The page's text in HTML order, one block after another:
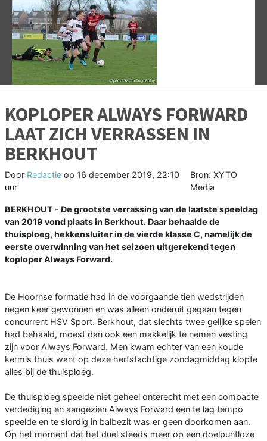
Vorige
KOPLOPER ALWAYS FORWARD
LAAT ZICH VERRASSEN IN
BERKHOUT
Door Redactie op 16 december 2019, 22:10
uur
Bron: XYTO
Media
BERKHOUT - De grootste verrassing van de laatste speeldag
van 2019 vond plaats in Berkhout. Daar behaalde de
thuisploeg, hekkensluiter in de vierde klasse C, namelijk de
eerste overwinning van het seizoen uitgerekend tegen
koploper Always Forward.
De Hoornse formatie had in de voorgaande tien wedstrijden
negen keer gewonnen en was alleen onderuit gegaan tegen
concurrent HSV Sport. Berkhout, dat slechts twee gelijke spelen
had behaald, moest dan ook een makkelijk te nemen vesting
zijn voor Always Forward. Men kwam echter van een koude
kermis thuis want op deze herfstachtige zondagmiddag klopte
alles bij de thuisploeg.
De thuisploeg speelde niet geheel onterecht met een compacte
verdediging en aangezien Always Forward een te lag tempo
speelde en te slordig in balbezit was er geen doorkomen aan.
Op het moment dat het duel steeds meer op een doelpuntloze